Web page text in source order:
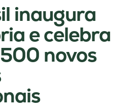
inaugura
e celebra
novos